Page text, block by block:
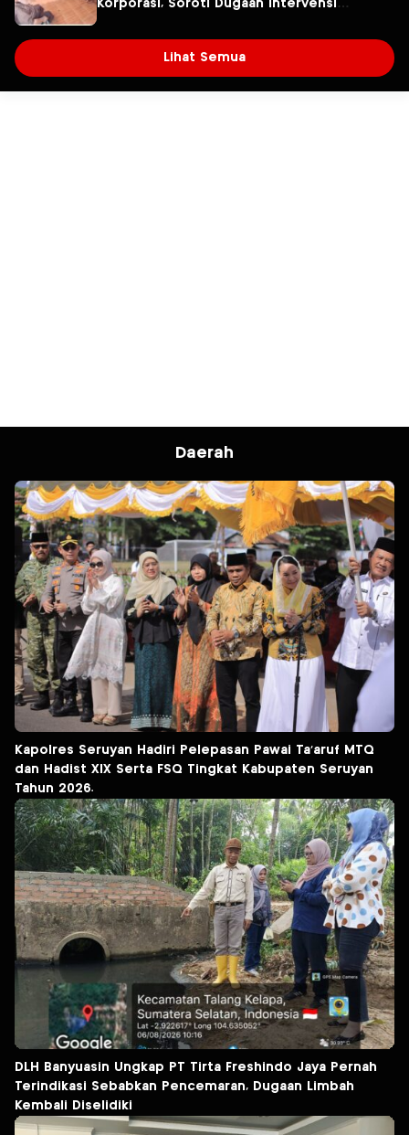
Korporasi, Soroti Dugaan Intervensi
Lingkungan
Lihat Semua
Daerah
Kapolres Seruyan Hadiri Pelepasan Pawai Ta’aruf MTQ
dan Hadist XlX Serta FSQ Tingkat Kabupaten Seruyan
Tahun 2026.
DLH Banyuasin Ungkap PT Tirta Freshindo Jaya Pernah
Terindikasi Sebabkan Pencemaran, Dugaan Limbah
Kembali Diselidiki